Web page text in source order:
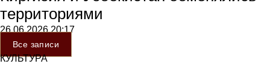
территориями
26.06.202620:17
Все записи
КУЛЬТУРА